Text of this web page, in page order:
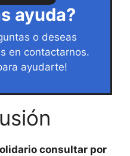
ayuda?
o deseas
en contactarnos.
ayudarte!
consultar por